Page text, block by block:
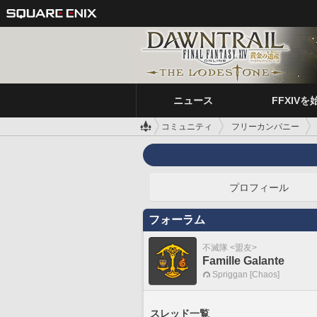
ニュース FFXIVを
コミュニティ フリーカンパニー
プロフィール
フォーラム
不滅隊 <盟友>
Famille Galante
Spriggan [Chaos]
スレッド一覧